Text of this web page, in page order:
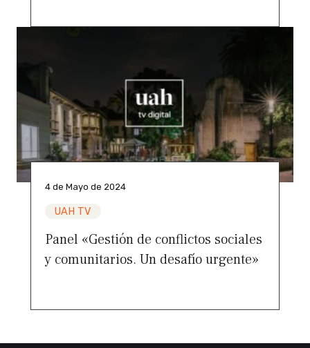
4 de Mayo de 2024
UAH TV
Panel «Gestión de conflictos sociales
y comunitarios. Un desafío urgente»